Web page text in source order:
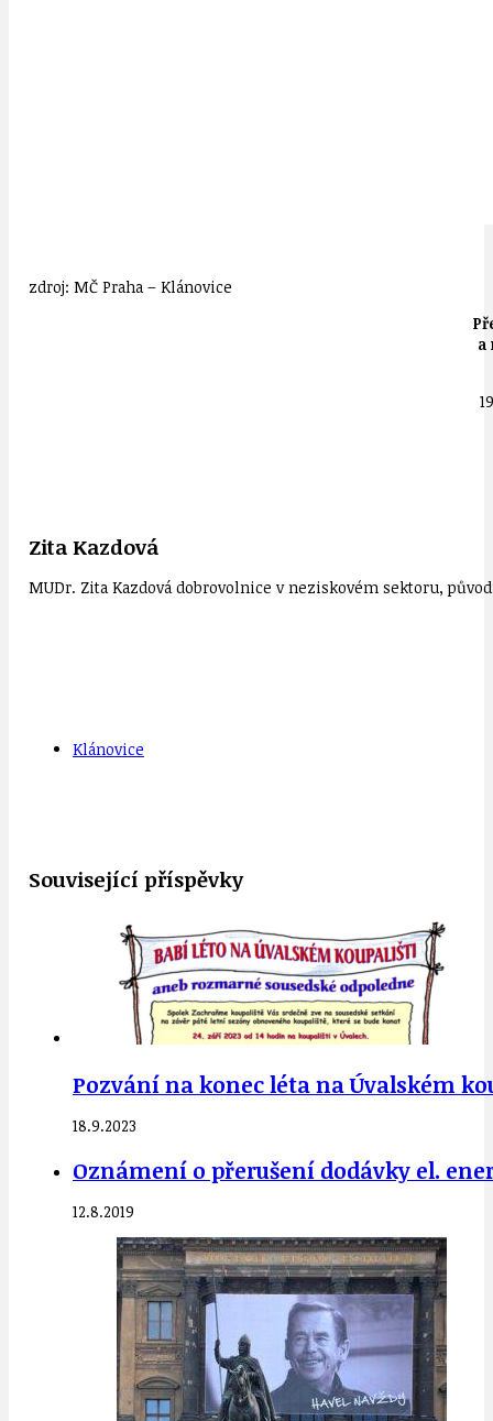
zdroj: MČ Praha – Klánovice
a
Zita Kazdová
MUDr. Zita Kazdová dobrovolnice v neziskovém sektoru,
Klánovice
Související příspěvky
Pozvání na konec léta na Úvalském
18.9.2023
Oznámení o přerušení dodávky el.
12.8.2019